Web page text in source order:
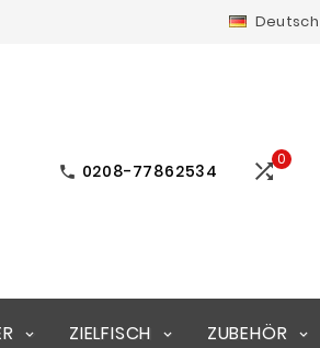
Deutsch
 0208-77862534 0
ZIELFISCH ZUBEHÖR